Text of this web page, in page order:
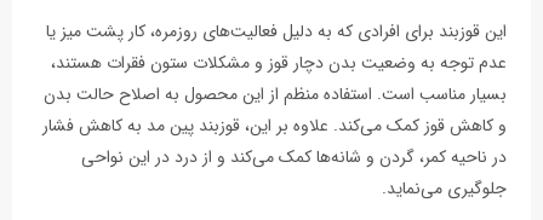
این قوزبند برای افرادی که به دلیل فعالیت‌های روزمره، کار پشت میز یا
عدم توجه به وضعیت بدن دچار قوز و مشکلات ستون فقرات هستند،
بسیار مناسب است. استفاده منظم از این محصول به اصلاح حالت بدن
و کاهش قوز کمک می‌کند. علاوه بر این، قوزبند پین مد به کاهش فشار
در ناحیه کمر، گردن و شانه‌ها کمک می‌کند و از درد در این نواحی
جلوگیری می‌نماید.